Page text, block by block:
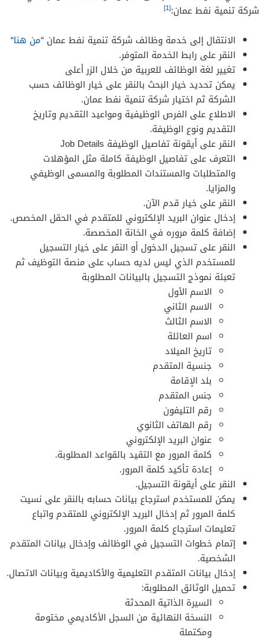
شركة تنمية نفط عمان:[1]
الانتقال إلى خدمة وظائف شركة تنمية نفط عمان “من هنا“
النقر على رابط الخدمة المتوفر.
تغيير لغة الوظائف للعربية من خلال الزر أعلى
يمكن تحديد خيار البحث بالنقر على خيار الوظائف حسب
الشركة ثم اختيار شركة تنمية نفط عمان.
الاطلاع على الفرص الوظيفية ومواعيد التقديم وتاريخ
التقديم ونوع الوظيفة.
النقر على أيقونة تفاصيل الوظيفة Job Details
التعرف على تفاصيل الوظيفة كاملة مثل المؤهلات
والمتطلبات والمستندات المطلوبة والمسمى الوظيفي
والمزايا.
النقر على خيار قدم الآن.
إدخال عنوان البريد الإلكتروني للمتقدم في الحقل المخصص.
إضافة كلمة مروره في الخانة المخصصة.
النقر على تسجيل الدخول أو النقر على خيار التسجيل
للمستخدم الذي ليس لديه حساب على منصة التوظيف ثم
تعبئة نموذج التسجيل بالبيانات المطلوبة
الاسم الأول
الاسم الثاني
الاسم الثالث
اسم العائلة
تاريخ الميلاد
جنسية المتقدم
بلد الإقامة
جنس المتقدم
رقم التليفون
رقم الهاتف الثانوي
عنوان البريد الإلكتروني
كلمة المرور مع التقيد بالقواعد المطلوبة.
إعادة تأكيد كلمة المرور.
النقر على أيقونة التسجيل.
يمكن للمستخدم استرجاع بيانات حسابه بالنقر على نسيت
كلمة المرور ثم إدخال البريد الإلكتروني للمتقدم واتباع
تعليمات استرجاع كلمة المرور.
إتمام خطوات التسجيل في الوظائف وإدخال بيانات المتقدم
الشخصية.
إدخال بيانات المتقدم التعليمية والأكاديمية وبيانات الاتصال.
تحميل الوثائق المطلوبة:
السيرة الذاتية المحدثة
النسخة النهائية من السجل الأكاديمي مختومة
ومكتملة